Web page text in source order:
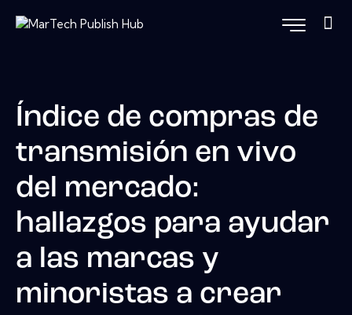
Índice de compras de
transmisión en vivo
del mercado:
hallazgos para ayudar
a las marcas y
minoristas a crear